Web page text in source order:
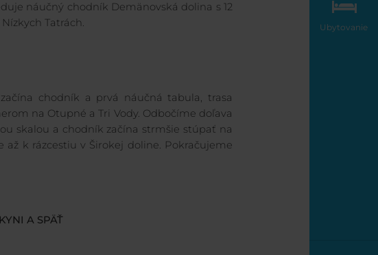
Ubytovanie
náučný chodník Demänovská dolina s 12
Tatrách.
chodník a prvá náučná tabula, trasa
na Otupné a Tri Vody. Odbočíme doľava
skalou a chodník začína strmšie stúpať na
k rázcestiu v Širokej doline. Pokračujeme
A SPÄŤ